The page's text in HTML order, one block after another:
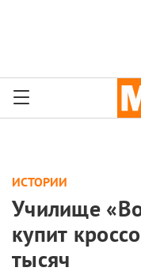
ИСТОРИИ
Училище
купит
тысяч